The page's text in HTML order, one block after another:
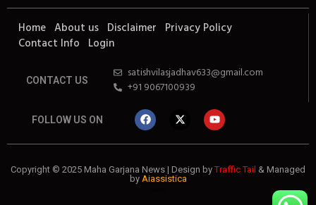
Home About us Disclaimer Privacy Policy
Contact Info Login
CONTACT US
satishvilasjadhav633@gmail.com
+91 9067100939
FOLLOW US ON
Copyright © 2025 Maha Garjana News | Design byTraffic Tail & Managed
by Aiassistica